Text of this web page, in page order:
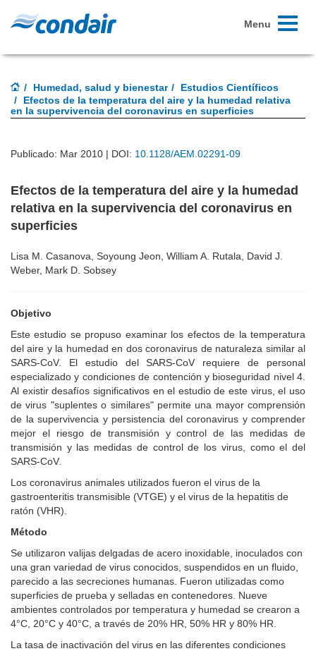
Toggle
Menu
Humedad, salud y bienestar
Estudios Científicos
Efectos de la temperatura del aire y la humedad relativa
en la supervivencia del coronavirus en superficies
Publicado: Mar 2010 | DOI: 10.1128/AEM.02291-09
Efectos de la temperatura del aire y la humedad
relativa en la supervivencia del coronavirus en
superficies
Lisa M. Casanova, Soyoung Jeon, William A. Rutala, David J.
Weber, Mark D. Sobsey
Objetivo
Este estudio se propuso examinar los efectos de la temperatura
del aire y la humedad en dos coronavirus de naturaleza similar al
SARS-CoV. El estudio del SARS-CoV requiere de personal
especializado y condiciones de contención y bioseguridad nivel 4.
Al existir desafíos significativos en el estudio de este virus, el uso
de virus "suplentes o similares" permite una mayor comprensión
de la supervivencia y persistencia del coronavirus y comprender
mejor el riesgo de transmisión y control de las medidas de
transmisión y las medidas de control de los virus, como el del
SARS-CoV.
Los coronavirus animales utilizados fueron el virus de la
gastroenteritis transmisible (VTGE) y el virus de la hepatitis de
ratón (VHR).
Método
Se utilizaron valijas delgadas de acero inoxidable, inoculados con
una gran variedad de virus conocidos, suspendidos en un fluido,
parecido a las secreciones humanas. Fueron utilizadas como
superficies de prueba y selladas en contenedores. Nueve
ambientes controlados por temperatura y humedad se crearon a
4°C, 20°C y 40°C, a través de 20% HR, 50% HR y 80% HR.
La tasa de inactivación del virus en las diferentes condiciones